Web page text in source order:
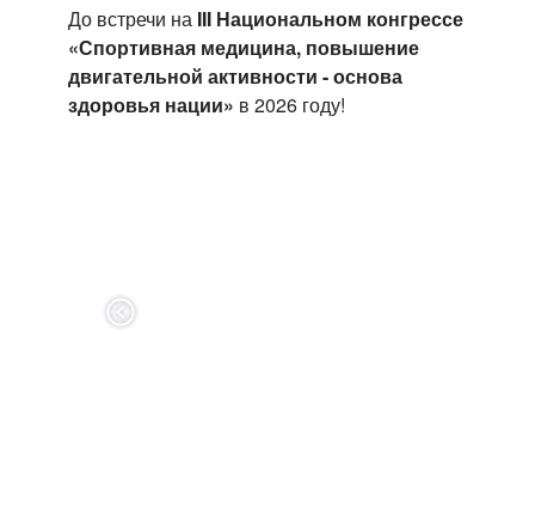
До встречи на III Национальном конгрессе
«Спортивная медицина, повышение
двигательной активности - основа
здоровья нации» в 2026 году!